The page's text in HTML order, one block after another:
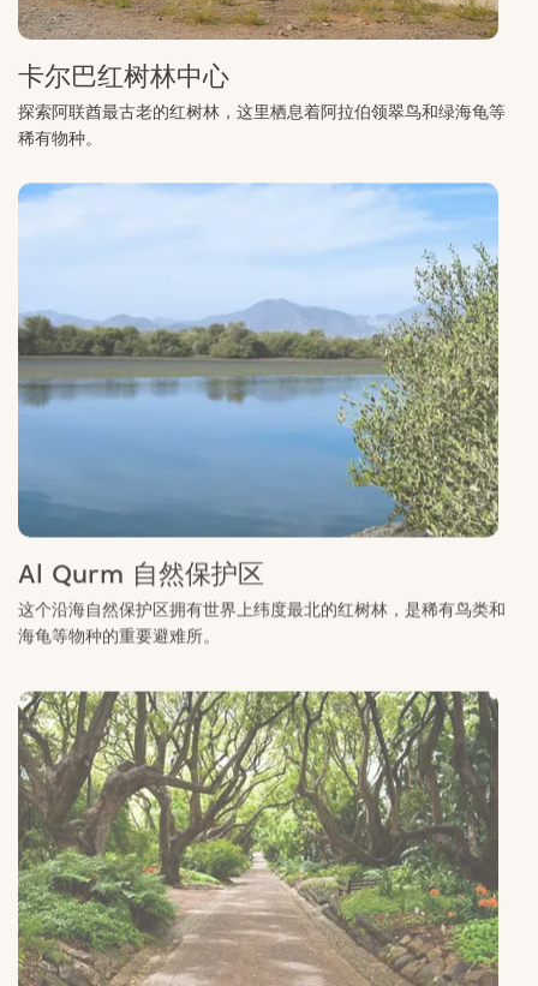
卡尔巴红树林中心
探索阿联酋最古老的红树林，这里栖息着阿拉伯领翠鸟和绿海龟等
稀有物种。
Al Qurm 自然保护区
海龟等物种的重要避难所。